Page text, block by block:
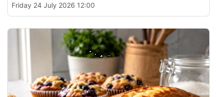
Friday 24 July 2026 12:00